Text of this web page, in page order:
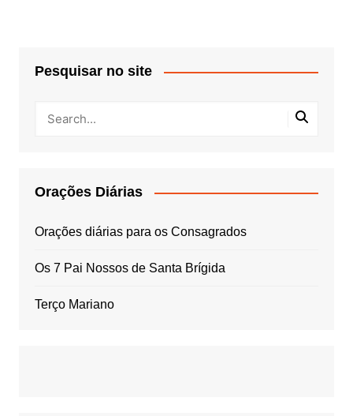
Pesquisar no site
Orações Diárias
Orações diárias para os Consagrados
Os 7 Pai Nossos de Santa Brígida
Terço Mariano